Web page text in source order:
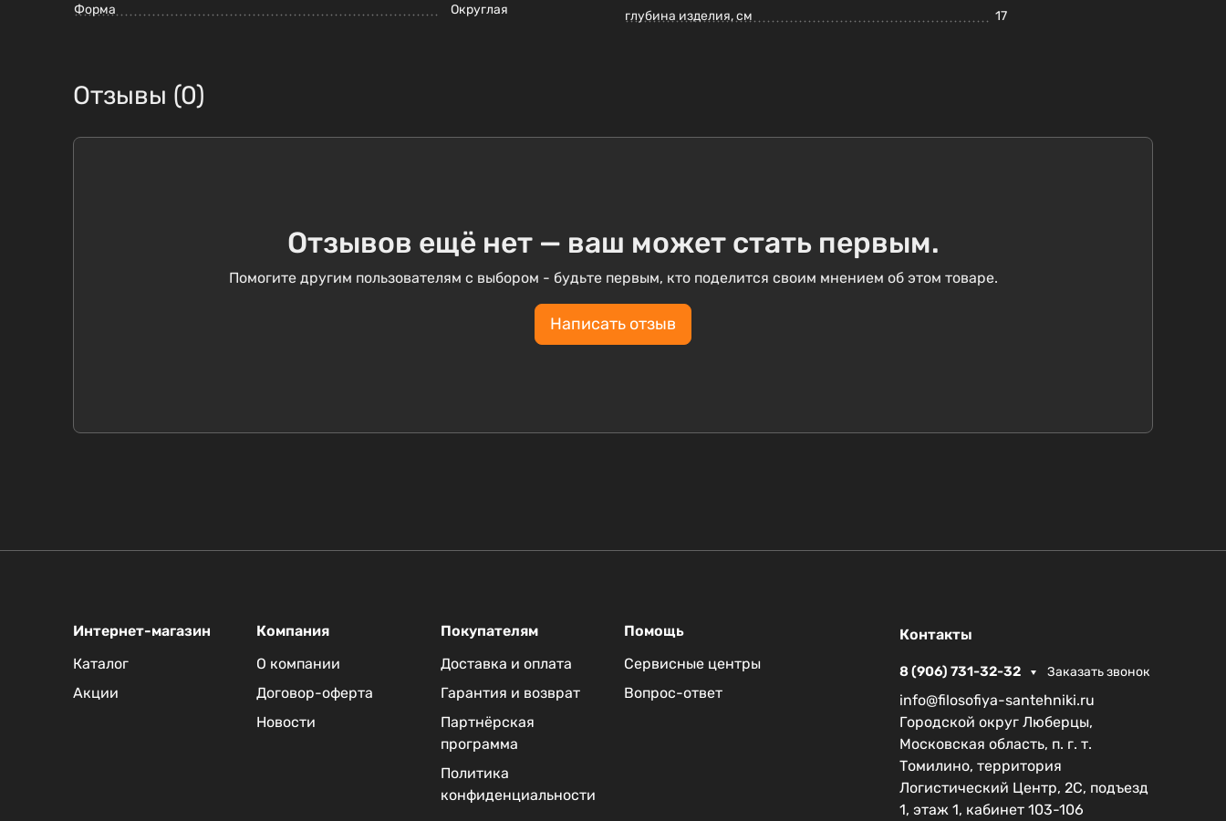
Форма Округлая глубина изделия, см 17
Отзывы (0)
Отзывов ещё нет — ваш может стать первым.
Помогите другим пользователям с выбором - будьте первым, кто поделится своим мнением об этом товаре.
Написать отзыв
Интернет-магазин
Каталог
Акции
Компания
О компании
Договор-оферта
Новости
Покупателям
Доставка и оплата
Гарантия и возврат
Партнёрская
программа
Политика
конфиденциальности
Помощь
Сервисные центры
Вопрос-ответ
Контакты
8 (906) 731-32-32 Заказать звонок
info@filosofiya-santehniki.ru
Городской округ Люберцы,
Московская область, п. г. т.
Томилино, территория
Логистический Центр, 2С, подъезд
1, этаж 1, кабинет 103-106